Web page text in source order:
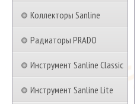
Коллекторы Sanline
Радиаторы PRADO
Инструмент Sanline Classic
Инструмент Sanline Lite